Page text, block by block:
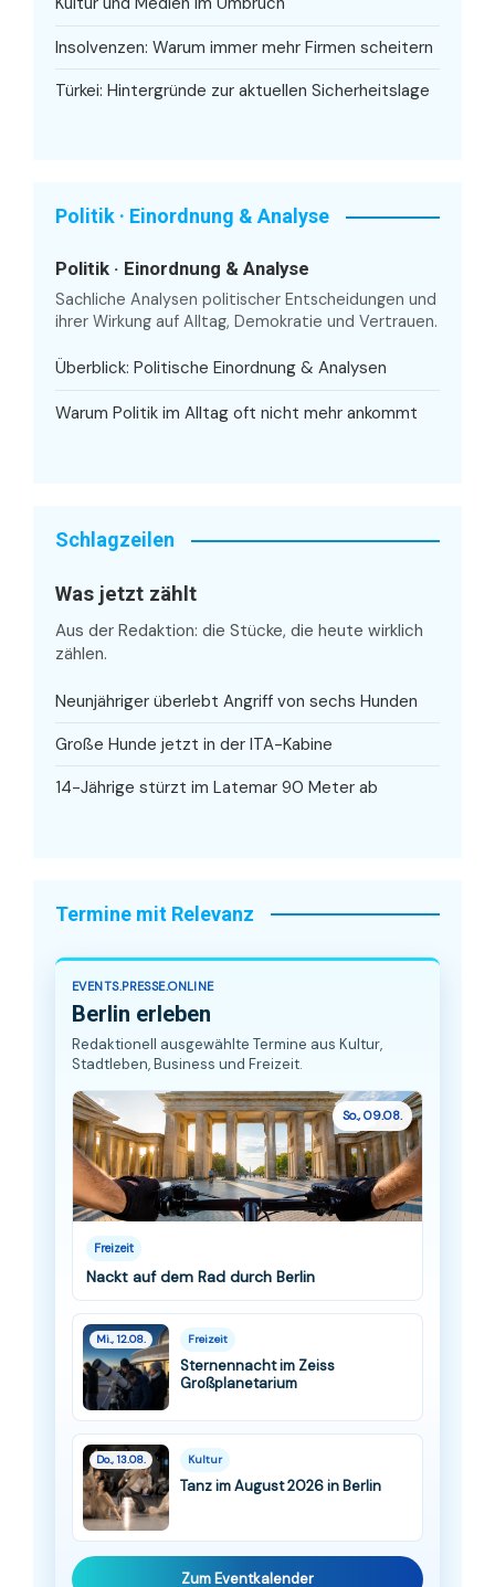
Insolvenzen: Warum immer mehr Firmen scheitern
Türkei: Hintergründe zur aktuellen Sicherheitslage
Politik · Einordnung & Analyse
Politik · Einordnung & Analyse
Sachliche Analysen politischer Entscheidungen und
ihrer Wirkung auf Alltag, Demokratie und Vertrauen.
Überblick: Politische Einordnung & Analysen
Warum Politik im Alltag oft nicht mehr ankommt
Schlagzeilen
Was jetzt zählt
Aus der Redaktion: die Stücke, die heute wirklich
zählen.
Neunjähriger überlebt Angriff von sechs Hunden
Große Hunde jetzt in der ITA-Kabine
14-Jährige stürzt im Latemar 90 Meter ab
Termine mit Relevanz
EVENTS.PRESSE.ONLINE
Berlin erleben
Redaktionell ausgewählte Termine aus Kultur,
Stadtleben, Business und Freizeit.
So., 09.08.
Freizeit
Nackt auf dem Rad durch Berlin
Mi., 12.08. Freizeit
Sternennacht im Zeiss
Großplanetarium
Do., 13.08. Kultur
Tanz im August 2026 in Berlin
Zum Eventkalender